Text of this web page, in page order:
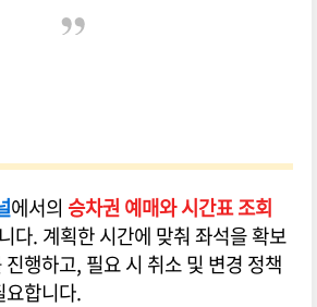
에서의 승차권 예매와 시간표 조회
다. 계획한 시간에 맞춰 좌석을 확보
행하고, 필요 시 취소 및 변경 정책
요합니다.